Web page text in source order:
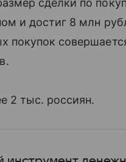
сделки по
и достиг 8 млн
покупок
2 тыс. россиян.